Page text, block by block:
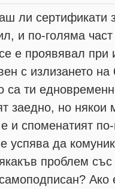
ли сертификати
и по-голяма
е проявявал
с излизането
са ти
заедно, но някои
и споменатият
успява да
проблем
Ако